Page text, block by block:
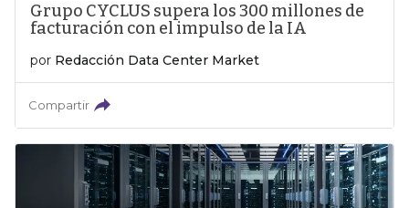
Grupo CYCLUS supera los 300 millones de
facturación con el impulso de la IA
por Redacción Data Center Market
Compartir